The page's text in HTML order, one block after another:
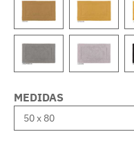
MEDIDAS